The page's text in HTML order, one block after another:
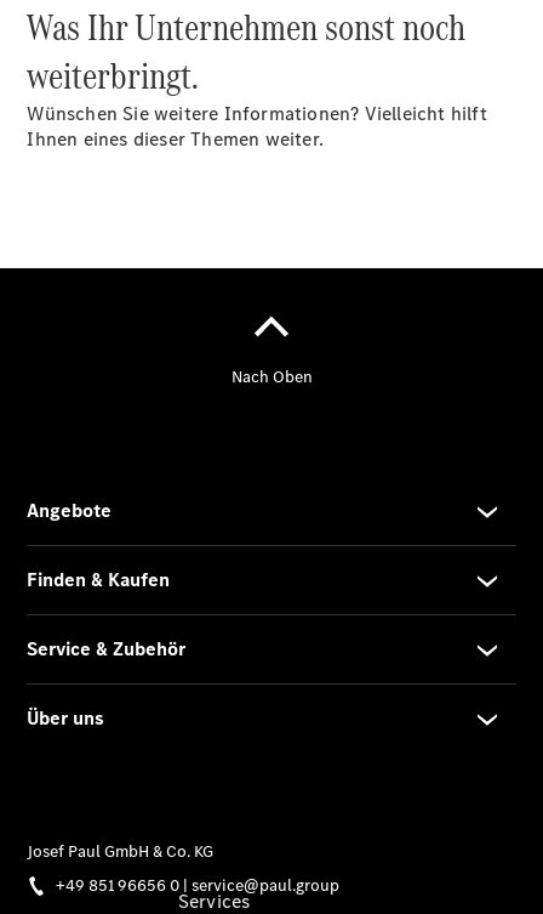
Citan
Kastenwagen
eCitan
eCitan
Auf- und
Umbaulösungen
Bedarfsgerechte
Benz
Transporter.
Services
Was Ihr Unternehmen sonst noch
weiterbringt.
Wünschen Sie weitere Informationen? Vielleicht hilft
Ihnen eines dieser Themen weiter.